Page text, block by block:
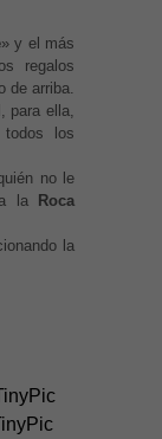
» y el más
regalos
arriba.
para ella,
los
no le
la Roca
la